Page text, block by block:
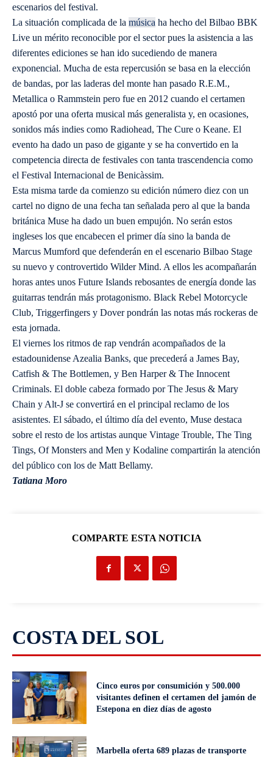
escenarios del festival.
La situación complicada de la música ha hecho del Bilbao BBK
Live un mérito reconocible por el sector pues la asistencia a las
diferentes ediciones se han ido sucediendo de manera
exponencial. Mucha de esta repercusión se basa en la elección
de bandas, por las laderas del monte han pasado R.E.M.,
Metallica o Rammstein pero fue en 2012 cuando el certamen
apostó por una oferta musical más generalista y, en ocasiones,
sonidos más indies como Radiohead, The Cure o Keane. El
evento ha dado un paso de gigante y se ha convertido en la
competencia directa de festivales con tanta trascendencia como
el Festival Internacional de Benicàssim.
Esta misma tarde da comienzo su edición número diez con un
cartel no digno de una fecha tan señalada pero al que la banda
británica Muse ha dado un buen empujón. No serán estos
ingleses los que encabecen el primer día sino la banda de
Marcus Mumford que defenderán en el escenario Bilbao Stage
su nuevo y controvertido Wilder Mind. A ellos les acompañarán
horas antes unos Future Islands rebosantes de energía donde las
guitarras tendrán más protagonismo. Black Rebel Motorcycle
Club, Triggerfingers y Dover pondrán las notas más rockeras de
esta jornada.
El viernes los ritmos de rap vendrán acompañados de la
estadounidense Azealia Banks, que precederá a James Bay,
Catfish & The Bottlemen, y Ben Harper & The Innocent
Criminals. El doble cabeza formado por The Jesus & Mary
Chain y Alt-J se convertirá en el principal reclamo de los
asistentes. El sábado, el último día del evento, Muse destaca
sobre el resto de los artistas aunque Vintage Trouble, The Ting
Tings, Of Monsters and Men y Kodaline compartirán la atención
del público con los de Matt Bellamy.
Tatiana Moro
COMPARTE ESTA NOTICIA
COSTA DEL SOL
Cinco euros por consumición y 500.000
visitantes definen el certamen del jamón de
Estepona en diez días de agosto
Marbella oferta 689 plazas de transporte